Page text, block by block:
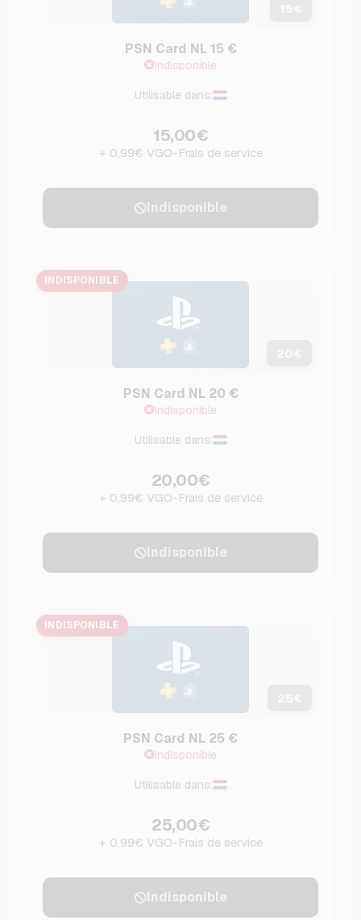
PSN Card NL 15 €
Indisponible
Utilisable dans:
15,00€
+ 0,99€ VGO-Frais de service
Indisponible
INDISPONIBLE
PSN Card NL 20 €
Indisponible
Utilisable dans:
20,00€
+ 0,99€ VGO-Frais de service
Indisponible
INDISPONIBLE
PSN Card NL 25 €
Indisponible
Utilisable dans:
25,00€
+ 0,99€ VGO-Frais de service
Indisponible